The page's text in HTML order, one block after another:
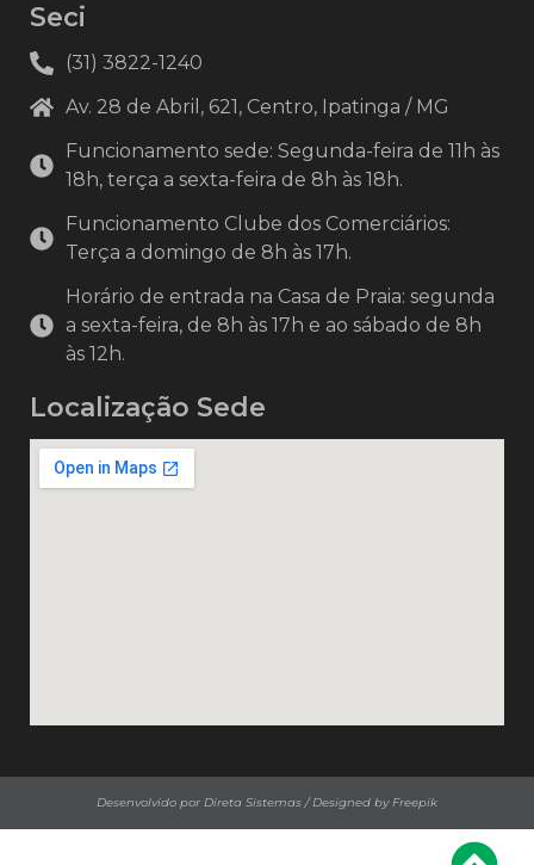
Seci
(31) 3822-1240
Av. 28 de Abril, 621, Centro, Ipatinga / MG
Funcionamento sede: Segunda-feira de 11h às
18h, terça a sexta-feira de 8h às 18h.
Funcionamento Clube dos Comerciários:
Terça a domingo de 8h às 17h.
Horário de entrada na Casa de Praia: segunda
a sexta-feira, de 8h às 17h e ao sábado de 8h
às 12h.
Localização Sede
Desenvolvido por Direta Sistemas /Designed by Freepik